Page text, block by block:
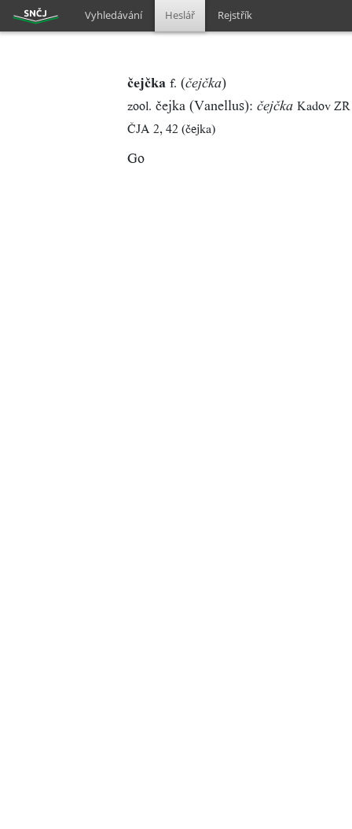
Vyhledávání Heslář Rejstřík
čejčka f. (čejčka)
zool. čejka (Vanellus): čejčka Kadov ZR
ČJA 2, 42 (čejka)
Go